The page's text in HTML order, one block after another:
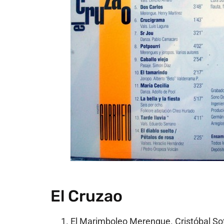
El Cruzao
El Marimboleo Merengue. Cristóbal